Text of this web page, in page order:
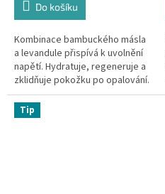
Do košíku
Kombinace bambuckého másla
a levandule přispívá k uvolnění
napětí. Hydratuje, regeneruje a
zklidňuje pokožku po opalování.
Tip